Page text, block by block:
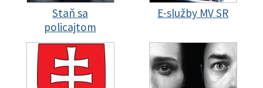
Staň sa
policajtom
E-služby MV SR